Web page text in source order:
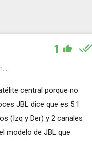
1
central porque no
JBL dice que es 5.1
(Izq y Der) y 2 canales
modelo de JBL que